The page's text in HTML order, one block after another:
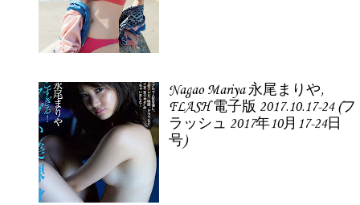
Nagao Mariya 永尾まりや,
FLASH 電子版 2017.10.17-24 (フ
ラッシュ 2017年10月17-24日
号)